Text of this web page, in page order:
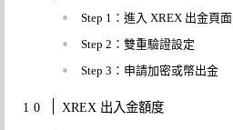
Step 1：進入 XREX 出金頁面
Step 2：雙重驗證設定
Step 3：申請加密或幣出金
XREX 出入金額度